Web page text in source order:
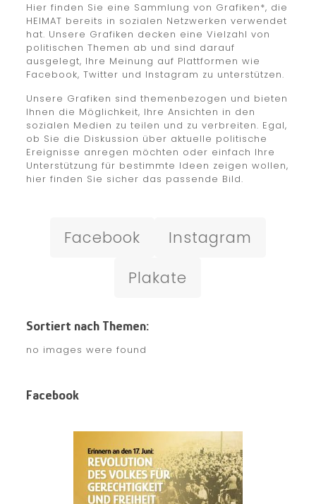
Hier finden Sie eine Sammlung von Grafiken*, die
HEIMAT bereits in sozialen Netzwerken verwendet
hat. Unsere Grafiken decken eine Vielzahl von
politischen Themen ab und sind darauf
ausgelegt, Ihre Meinung auf Plattformen wie
Facebook, Twitter und Instagram zu unterstützen.
Unsere Grafiken sind themenbezogen und bieten
Ihnen die Möglichkeit, Ihre Ansichten in den
sozialen Medien zu teilen und zu verbreiten. Egal,
ob Sie die Diskussion über aktuelle politische
Ereignisse anregen möchten oder einfach Ihre
Unterstützung für bestimmte Ideen zeigen wollen,
hier finden Sie sicher das passende Bild.
Facebook
Instagram
Plakate
Sortiert nach Themen:
no images were found
Facebook